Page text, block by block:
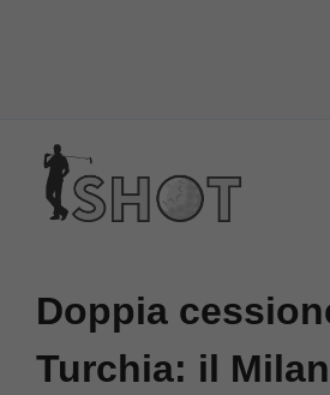
contenuto
Doppia
Turchia: il